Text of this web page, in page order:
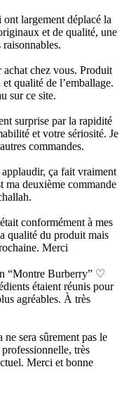
largement déplacé la
et de qualité, une
achat chez vous. Produit
qualité de l’emballage.
sur ce site.
surprise par la rapidité
et votre sériosité. Je
commandes.
ça fait vraiment
ma deuxième commande
conformément à mes
qualité du produit mais
Merci
“Montre Burberry” ♡
étaient réunis pour
agréables. À très
sera sûrement pas le
très
Merci et bonne